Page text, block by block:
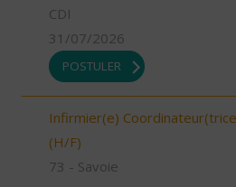
CDI
31/07/2026
POSTULER
Infirmier(e)
(H/F)
73 - Savoie